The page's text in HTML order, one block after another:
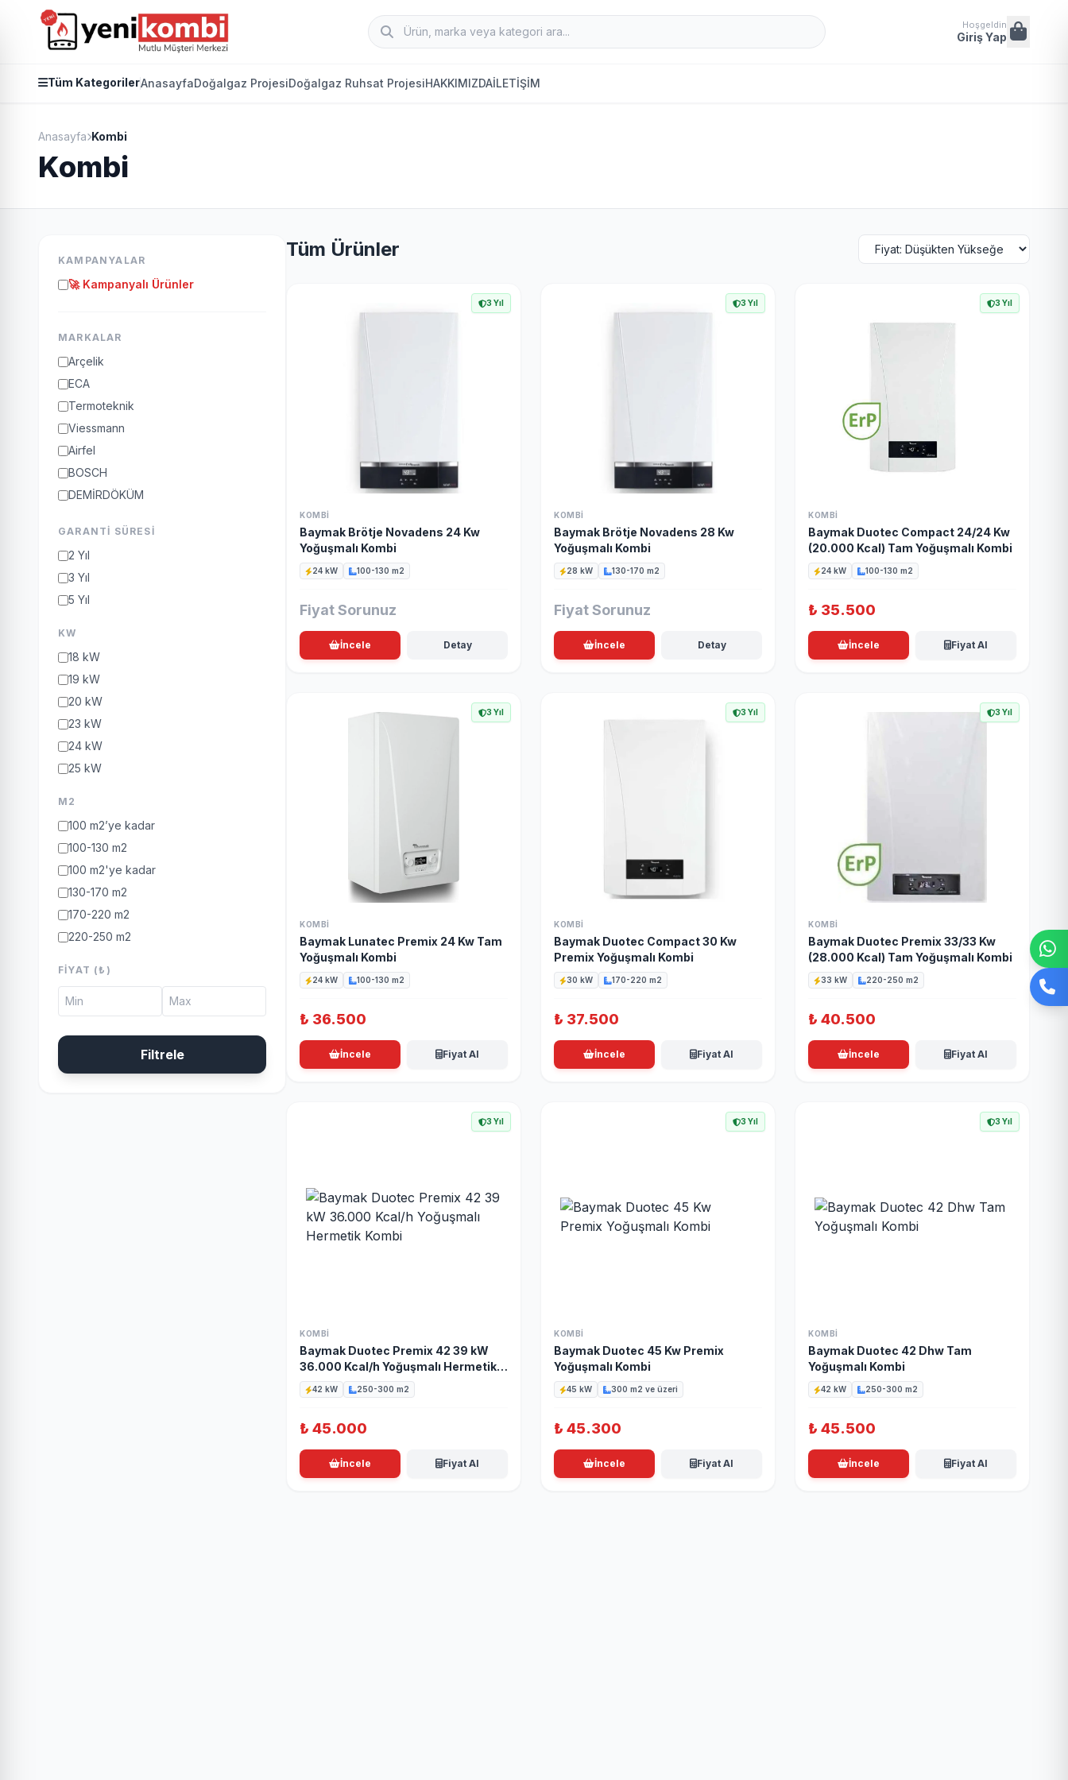
Hoşgeldin
Giriş Yap
Tüm KategorilerAnasayfaDoğalgaz ProjesiDoğalgaz Ruhsat ProjesiHAKKIMIZDAİLETİŞİM
Anasayfa Kombi
Kombi
KAMPANYALAR
🚀 Kampanyalı Ürünler
MARKALAR
Arçelik
ECA
Termoteknik
Viessmann
Airfel
BOSCH
DEMİRDÖKÜM
PROTHERM
VAİLLANT
BAYMAK
Ecodense
BUDERUS
GARANTI SÜRESI
2 Yıl
3 Yıl
5 Yıl
KW
18 kW
19 kW
20 kW
23 kW
24 kW
25 kW
45 kW
M2
100 m2’ye kadar
100-130 m2
100 m2'ye kadar
130-170 m2
170-220 m2
220-250 m2
FIYAT (₺)
Filtrele
Tüm Ürünler
3 Yıl
KOMBI
Baymak Brötje Novadens 24 Kw
Yoğuşmalı Kombi
24 kW 100-130 m2
Fiyat Sorunuz
İncele Detay
3 Yıl
KOMBI
Baymak Brötje Novadens 28 Kw
Yoğuşmalı Kombi
28 kW 130-170 m2
Fiyat Sorunuz
İncele Detay
3 Yıl
KOMBI
Baymak Duotec Compact 24/24 Kw
(20.000 Kcal) Tam Yoğuşmalı Kombi
24 kW 100-130 m2
₺ 35.500
İncele Fiyat Al
3 Yıl
KOMBI
Baymak Lunatec Premix 24 Kw Tam
Yoğuşmalı Kombi
24 kW 100-130 m2
₺ 36.500
İncele Fiyat Al
3 Yıl
KOMBI
Baymak Duotec Compact 30 Kw
Premix Yoğuşmalı Kombi
30 kW 170-220 m2
₺ 37.500
İncele Fiyat Al
3 Yıl
KOMBI
Baymak Duotec Premix 33/33 Kw
(28.000 Kcal) Tam Yoğuşmalı Kombi
33 kW 220-250 m2
₺ 40.500
İncele Fiyat Al
3 Yıl
KOMBI
Baymak Duotec Premix 42 39 kW
36.000 Kcal/h Yoğuşmalı Hermetik
Kombi
42 kW 250-300 m2
₺ 45.000
İncele Fiyat Al
3 Yıl
KOMBI
Baymak Duotec 45 Kw Premix
Yoğuşmalı Kombi
45 kW 300 m2 ve üzeri
₺ 45.300
İncele Fiyat Al
3 Yıl
KOMBI
Baymak Duotec 42 Dhw Tam
Yoğuşmalı Kombi
42 kW 250-300 m2
₺ 45.500
İncele Fiyat Al